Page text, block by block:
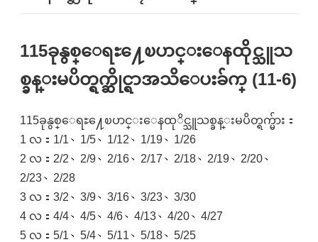
115ခုနွစ္ေရႊ႔ေၿပာင္းေနထိုင္သူသ
စ္ခန္းမပိတ္ရက္ဆိုင္ရာအသိေပးခ်က္ (11-6)
115ခုနွစ္ေရႊ႔ေၿပာင္းေနထုိင္သူသစ္ခန္းမပိတ္ရက္မ်ား：
1 လ：1/1、1/5、1/12、1/19、1/26
2 လ：2/2、2/9、2/16、2/17、2/18、2/19、2/20、
2/23、2/28
3 လ：3/2、3/9、3/16、3/23、3/30
4 လ：4/4、4/5、4/6、4/13、4/20、4/27
5 လ：5/1、5/4、5/11、5/18、5/25